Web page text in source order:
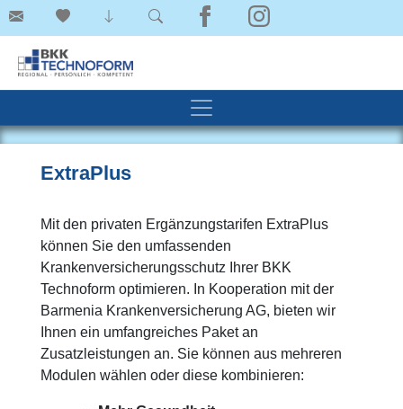
ExtraPlus
Mit den privaten Ergänzungstarifen ExtraPlus
können Sie den umfassenden
Krankenversicherungsschutz Ihrer BKK
Technoform optimieren. In Kooperation mit der
Barmenia Krankenversicherung AG, bieten wir
Ihnen ein umfangreiches Paket an
Zusatzleistungen an. Sie können aus mehreren
Modulen wählen oder diese kombinieren: